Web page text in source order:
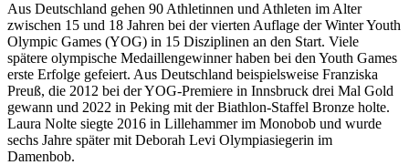
Aus Deutschland gehen 90 Athletinnen und Athleten im Alter
zwischen 15 und 18 Jahren bei der vierten Auflage der Winter Youth
Olympic Games (YOG) in 15 Disziplinen an den Start. Viele
spätere olympische Medaillengewinner haben bei den Youth Games
erste Erfolge gefeiert. Aus Deutschland beispielsweise Franziska
Preuß, die 2012 bei der YOG-Premiere in Innsbruck drei Mal Gold
gewann und 2022 in Peking mit der Biathlon-Staffel Bronze holte.
Laura Nolte siegte 2016 in Lillehammer im Monobob und wurde
sechs Jahre später mit Deborah Levi Olympiasiegerin im
Damenbob.